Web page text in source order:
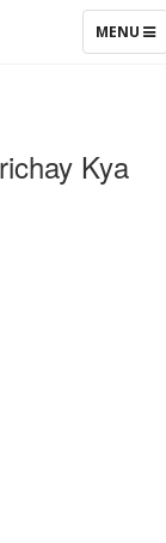
TOGGLE
MENU
Kya